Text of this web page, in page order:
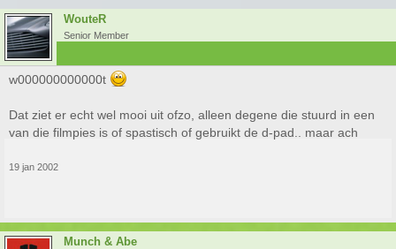
WouteR
Senior Member
w000000000000t
Dat ziet er echt wel mooi uit ofzo, alleen degene die stuurd in een
van die filmpies is of spastisch of gebruikt de d-pad.. maar ach
19 jan 2002
Munch & Abe